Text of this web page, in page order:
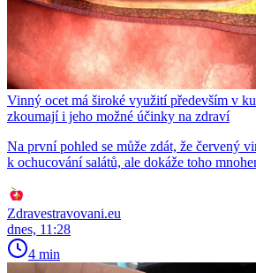
Vinný ocet má široké využití především v
zkoumají i jeho možné účinky na zdraví
Na první pohled se může zdát, že červený
k ochucování salátů, ale dokáže toho
Zdravestravovani.eu
dnes, 11:28
4 min